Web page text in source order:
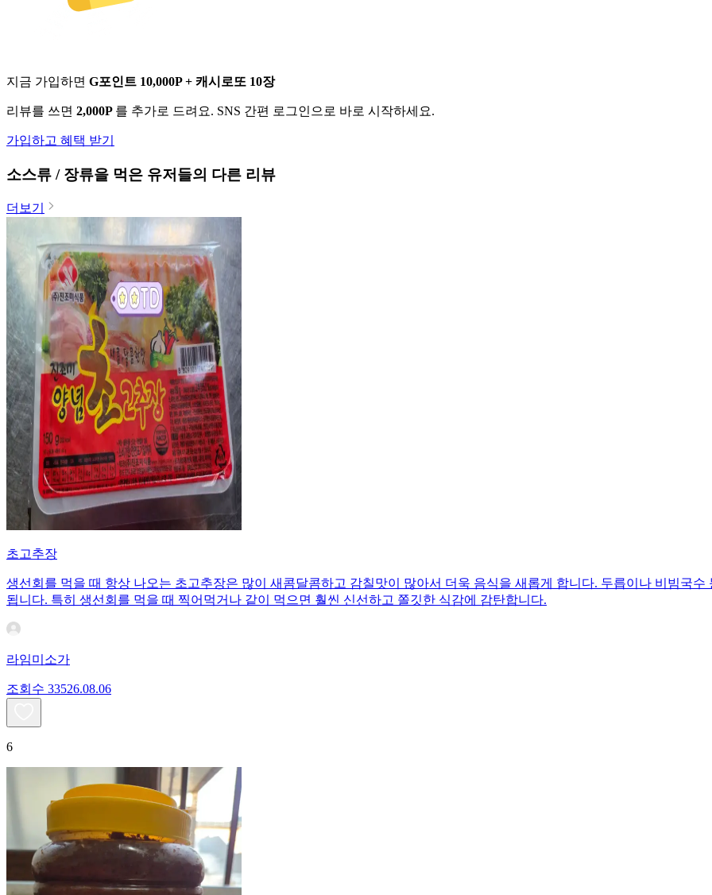
지금 가입하면 G포인트 10,000P + 캐시로또 10장
리뷰를 쓰면 2,000P 를 추가로 드려요. SNS 간편 로그인으로 바로 시작하세요.
가입하고 혜택 받기
소스류 / 장류을 먹은 유저들의 다른 리뷰
더보기
초고추장
생선회를 먹을 때 항상 나오는 초고추장은 많이 새콤달콤하고 감칠맛이 많아서 더욱 음식을 새롭게 합니다. 두릅이나 비빔국
됩니다. 특히 생선회를 먹을 때 찍어먹거나 같이 먹으면 훨씬 신선하고 쫄깃한 식감에 감탄합니다.
라임미소가
조회수 33526.08.06
6